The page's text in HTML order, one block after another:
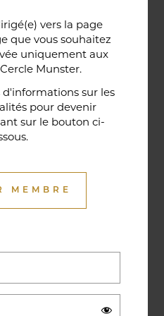
vers la page
que vous souhaitez
uniquement aux
Munster.
sur les
pour devenir
sur le bouton ci-
MEMBRE
le bar au restaurant ;
la tradition du bien-
chaleureux qui
de l'établissement. Ce
a été entièrement
Notre chef vous propose